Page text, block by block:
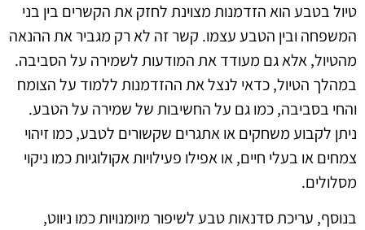
טיול בטבע הוא הזדמנות מצוינת לחזק את הקשרים בין בני
המשפחה ובין הטבע עצמו. קשר זה לא רק מגביר את ההנאה
מהטיול, אלא גם מעודד את המודעות לשמירה על הסביבה.
במהלך הטיול, כדאי לנצל את ההזדמנות ללמוד על הצומח
והחי בסביבה, כמו גם על החשיבות של שמירה על הטבע.
ניתן לקבוע משחקים או אתגרים שקשורים לטבע, כמו זיהוי
צמחים או בעלי חיים, או אפילו פעילויות אקולוגיות כמו ניקוי
מסלולים.
בנוסף, עריכת סדנאות טבע לשיפור מיומנויות כמו ניווט,